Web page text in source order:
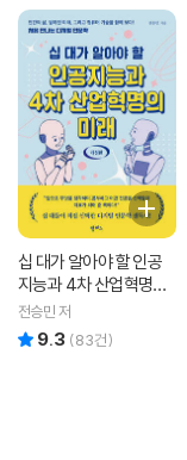
십 대가 알아야 할 인공
지능과 4차 산업혁명의
미래
전승민 저
9.3 (83건)